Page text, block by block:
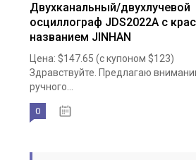
Двухканальный/двухлучевой
осциллограф JDS2022A с
названием JINHAN
Цена: $147.65 (с купоном $123)
Здравствуйте. Предлагаю
ручного...
0